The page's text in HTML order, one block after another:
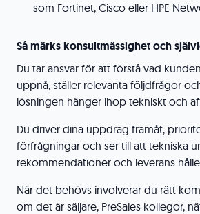
som Fortinet, Cisco eller HPE
Så märks konsultmässighet och
Du tar ansvar för att förstå vad
uppnå, ställer relevanta följdfrågor
lösningen hänger ihop tekniskt och
Du driver dina uppdrag framåt,
förfrågningar och ser till att tekniska
rekommendationer och leverans
När det behövs involverar du rätt
om det är säljare, PreSales kollegor,